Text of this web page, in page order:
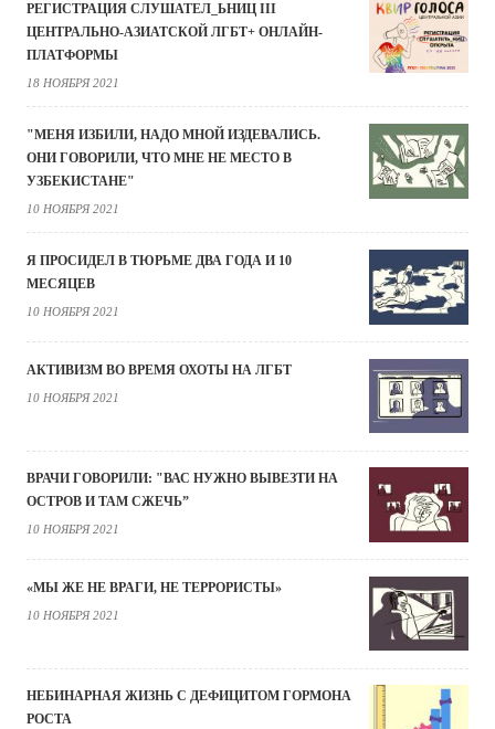
РЕГИСТРАЦИЯ СЛУШАТЕЛ_ЬНИЦ III
ЦЕНТРАЛЬНО-АЗИАТСКОЙ ЛГБТ+ ОНЛАЙН-
ПЛАТФОРМЫ
18 НОЯБРЯ 2021
"МЕНЯ ИЗБИЛИ, НАДО МНОЙ ИЗДЕВАЛИСЬ.
ОНИ ГОВОРИЛИ, ЧТО МНЕ НЕ МЕСТО В
УЗБЕКИСТАНЕ"
10 НОЯБРЯ 2021
Я ПРОСИДЕЛ В ТЮРЬМЕ ДВА ГОДА И 10
МЕСЯЦЕВ
10 НОЯБРЯ 2021
АКТИВИЗМ ВО ВРЕМЯ ОХОТЫ НА ЛГБТ
10 НОЯБРЯ 2021
ВРАЧИ ГОВОРИЛИ: "ВАС НУЖНО ВЫВЕЗТИ НА
ОСТРОВ И ТАМ СЖЕЧЬ”
10 НОЯБРЯ 2021
«МЫ ЖЕ НЕ ВРАГИ, НЕ ТЕРРОРИСТЫ»
10 НОЯБРЯ 2021
НЕБИНАРНАЯ ЖИЗНЬ С ДЕФИЦИТОМ ГОРМОНА
РОСТА